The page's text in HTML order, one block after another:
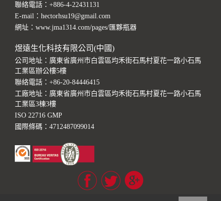
聯絡電話： +886-4-22431131
E-mail： hectorhsu19@gmail.com
網址： www.jma1314.com/pages/匯夥瓶器
煜遠生化科技有限公司(中國)
公司地址：廣東省廣州市白雲區均禾街石馬村夏花一路小石馬
工業區辦公樓5樓
聯絡電話： +86-20-84446415
工廠地址：廣東省廣州市白雲區均禾街石馬村夏花一路小石馬
工業區3棟3樓
ISO 22716 GMP
國際條碼：4712487099014